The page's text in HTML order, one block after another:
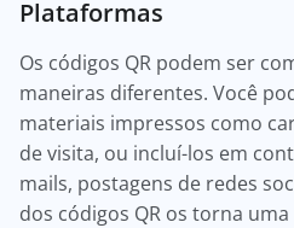
Plataformas
Os códigos QR podem ser
maneiras diferentes. Você
materiais impressos como
de visita, ou incluí-los em
mails, postagens de redes
dos códigos QR os torna